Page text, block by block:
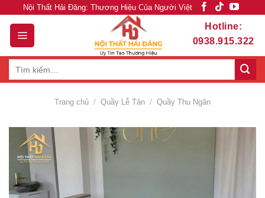
content
Nội Thất Hải Đăng: Thương Hiệu Của Người Việt
Hotline:
0938.915.322
Trang chủ / Quầy Lễ Tân / Quầy Thu Ngân